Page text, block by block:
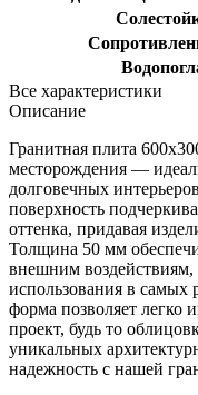
Все характеристики
Описание
Гранитная плита
месторождения —
долговечных
поверхность
оттенка, придавая
Толщина 50 мм
внешним воздействиям,
использования в самых
форма позволяет легко
проект, будь то
уникальных
надежность с нашей